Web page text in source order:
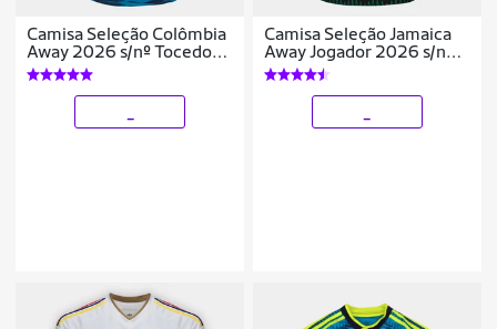
Camisa Seleção Colômbia
Away 2026 s/nº Tocedor
Adidas Originals Feminina
Camisa Seleção Jamaica
Away Jogador 2026 s/n
Adidas Masculina